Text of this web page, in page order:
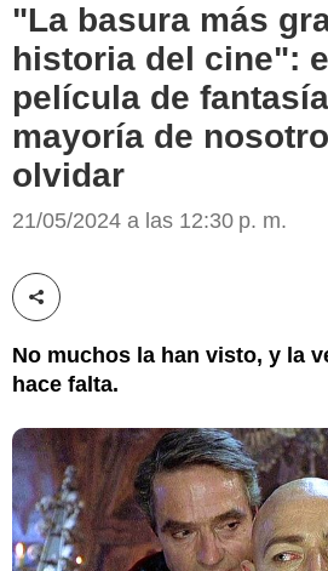
"La basura más
historia del cine":
película de
mayoría de
olvidar
21/05/2024 a las 12:30 p. m.
Compartir esta noticia
No muchos la han visto, y la
hace falta.
New Line Cinema